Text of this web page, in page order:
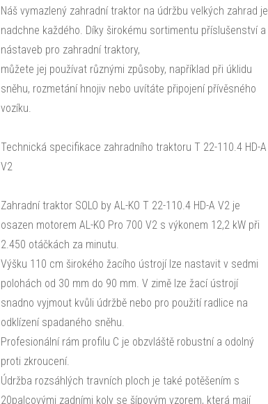
Náš vymazlený zahradní traktor na údržbu velkých zahrad je
nadchne každého. Díky širokému sortimentu příslušenství a
nástaveb pro zahradní traktory,
můžete jej používat různými způsoby, například při úklidu
sněhu, rozmetání hnojiv nebo uvítáte připojení přívěsného
vozíku.
Technická specifikace zahradního traktoru T 22-110.4 HD-A
V2
Zahradní traktor SOLO by AL-KO T 22-110.4 HD-A V2 je
osazen motorem AL-KO Pro 700 V2 s výkonem 12,2 kW při
2.450 otáčkách za minutu.
Výšku 110 cm širokého žacího ústrojí lze nastavit v sedmi
polohách od 30 mm do 90 mm. V zimě lze žací ústrojí
snadno vyjmout kvůli údržbě nebo pro použití radlice na
odklízení spadaného sněhu.
Profesionální rám profilu C je obzvláště robustní a odolný
proti zkroucení.
Údržba rozsáhlých travních ploch je také potěšením s
20palcovými zadními koly se šípovým vzorem, která mají